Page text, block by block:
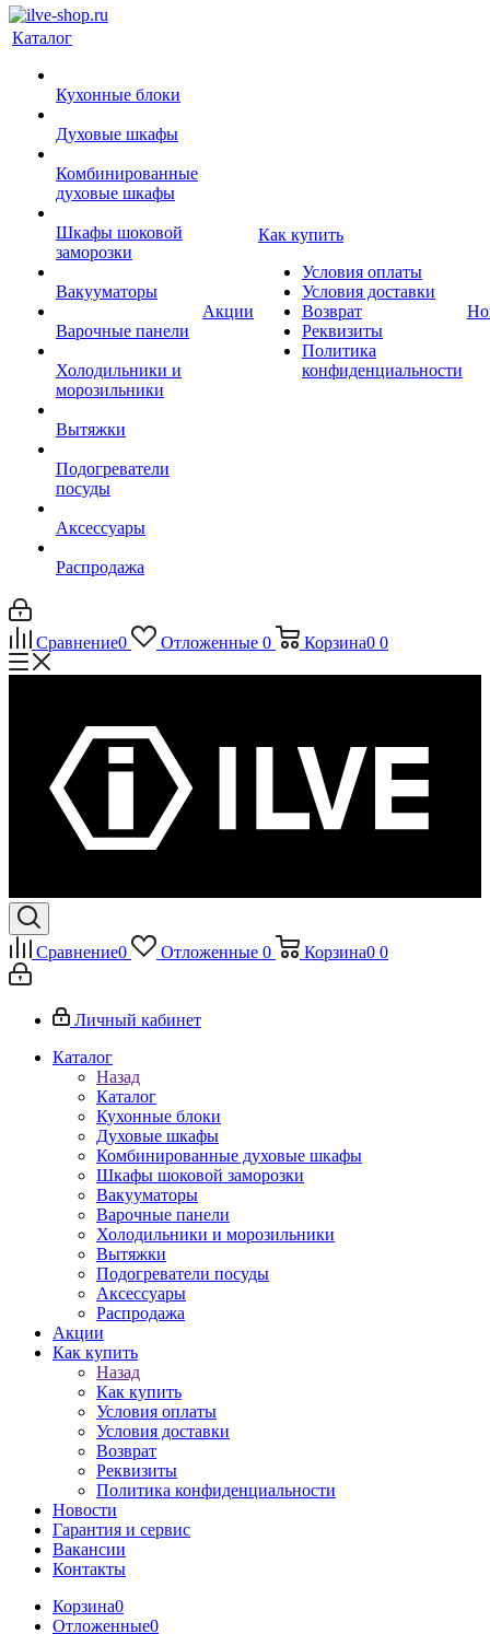
Каталог
Кухонные блоки
Духовые шкафы
Комбинированные
духовые шкафы
Шкафы шоковой
заморозки
Вакууматоры
Варочные панели
Холодильники и
морозильники
Вытяжки
Подогреватели
посуды
Аксессуары
Распродажа
Акции
Как купить
Условия оплаты
Условия доставки
Возврат
Реквизиты
Политика
конфиденциальности
Сравнение0 Отложенные 0 Корзина0 0
Сравнение0 Отложенные 0 Корзина0 0
Личный кабинет
Каталог
Назад
Каталог
Кухонные блоки
Духовые шкафы
Комбинированные духовые шкафы
Шкафы шоковой заморозки
Вакууматоры
Варочные панели
Холодильники и морозильники
Вытяжки
Подогреватели посуды
Аксессуары
Распродажа
Акции
Как купить
Назад
Как купить
Условия оплаты
Условия доставки
Возврат
Реквизиты
Политика конфиденциальности
Новости
Гарантия и сервис
Вакансии
Контакты
Корзина0
Отложенные0